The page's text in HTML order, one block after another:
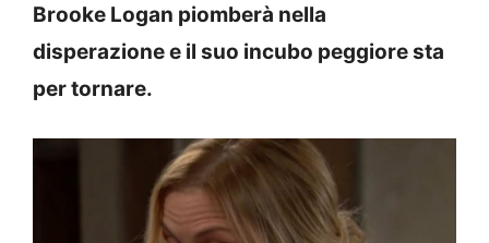
Brooke Logan piomberà nella
disperazione e il suo incubo peggiore sta
per tornare.